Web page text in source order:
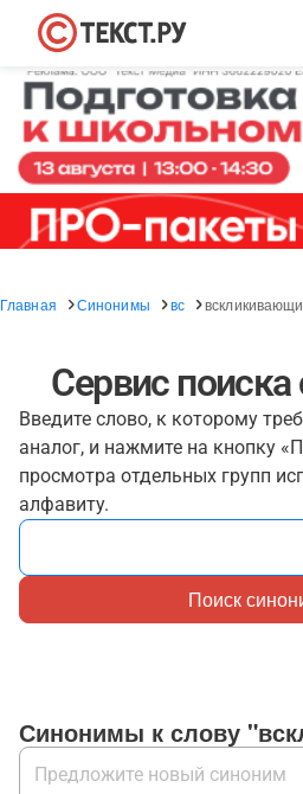
Главная Синонимы вс
Сервис
Введите слово, к которому
аналог, и нажмите на кнопку
просмотра отдельных групп
алфавиту.
Поиск
Синонимы к слову